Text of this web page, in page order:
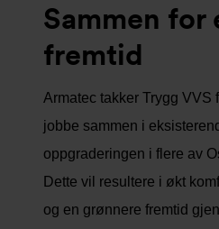
Sammen for
fremtid
Armatec takker Trygg VVS
jobbe sammen i
oppgraderingen i flere av
Dette vil resultere i økt
og en grønnere fremtid